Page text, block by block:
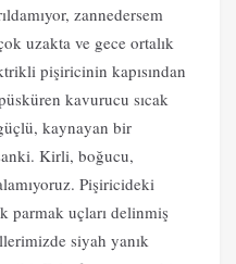
zannedersem
uzakta ve gece ortalık
pişiricinin kapısından
kavurucu sıcak
kaynayan bir
Kirli, boğucu,
Pişiricideki
parmak uçları delinmiş
siyah yanık